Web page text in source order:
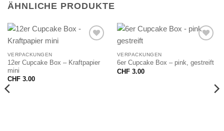
ÄHNLICHE PRODUKTE
VERPACKUNGEN
12er Cupcake Box – Kraftpapier
mini
CHF3.00
VERPACKUNGEN
6er Cupcake Box – pink, gestreift
CHF3.00